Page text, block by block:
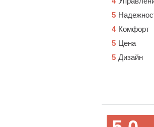
5
Комфорт
4
Цена
5
Дизайн
5